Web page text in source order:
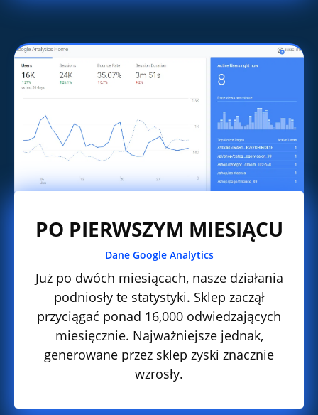
PO PIERWSZYM MIESIĄCU
Dane Google Analytics
Już po dwóch miesiącach, nasze działania
podniosły te statystyki. Sklep zaczął
przyciągać ponad 16,000 odwiedzających
miesięcznie. Najważniejsze jednak,
generowane przez sklep zyski znacznie
wzrosły.